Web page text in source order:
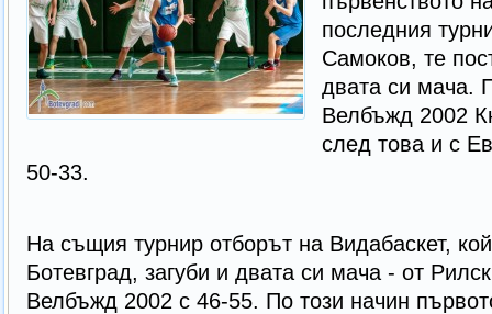
последния
Самоков, те
двата си мача.
Велбъжд 2002
след това и с
50-33.
На същия турнир отборът на Видабаскет,
Ботевград, загуби и двата си мача - от
Велбъжд 2002 с 46-55. По този начин